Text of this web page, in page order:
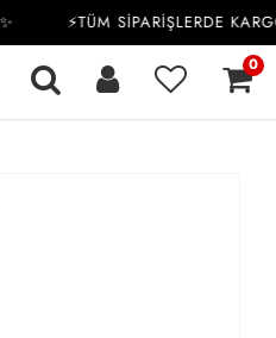
⚡TÜM SİPARİŞLERDE KARGO
0